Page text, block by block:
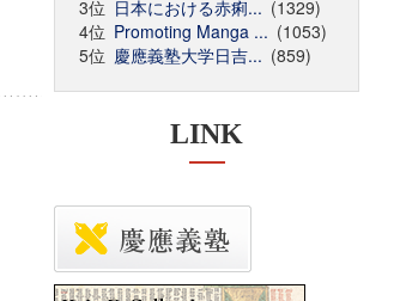
3位 日本における赤痢... (1329)
4位 Promoting Manga ... (1053)
5位 慶應義塾大学日吉... (859)
LINK